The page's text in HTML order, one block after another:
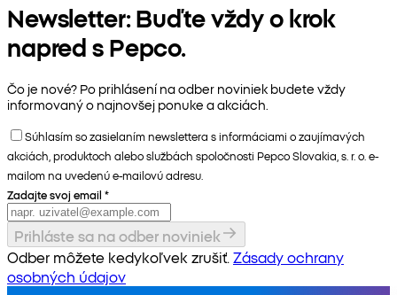
Newsletter: Buďte vždy o krok
napred s Pepco.
Čo je nové? Po prihlásení na odber noviniek budete vždy
informovaný o najnovšej ponuke a akciách.
Súhlasím so zasielaním newslettera s informáciami o zaujímavých
akciách, produktoch alebo službách spoločnosti Pepco Slovakia, s. r. o. e-
mailom na uvedenú e-mailovú adresu.
Zadajte svoj email *
Prihláste sa na odber noviniek
Odber môžete kedykoľvek zrušiť. Zásady ochrany
osobných údajov